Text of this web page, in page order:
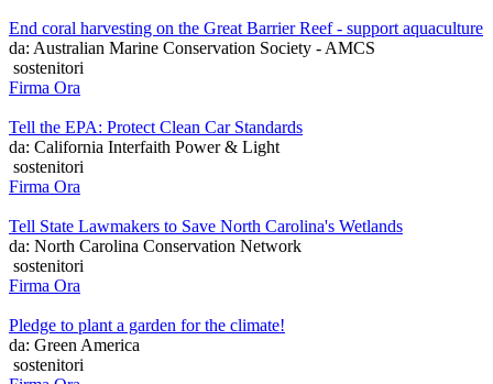
End coral harvesting on the Great Barrier Reef - support aquaculture
da: Australian Marine Conservation Society - AMCS
sostenitori
Firma Ora
Tell the EPA: Protect Clean Car Standards
da: California Interfaith Power & Light
sostenitori
Firma Ora
Tell State Lawmakers to Save North Carolina's Wetlands
da: North Carolina Conservation Network
sostenitori
Firma Ora
Pledge to plant a garden for the climate!
da: Green America
sostenitori